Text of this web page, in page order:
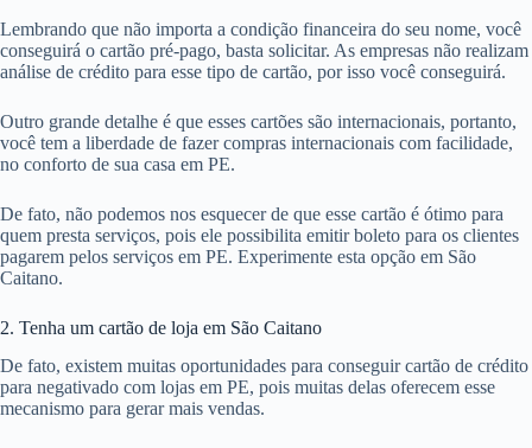
Lembrando que não importa a condição financeira do seu nome, você
conseguirá o cartão pré-pago, basta solicitar. As empresas não realizam
análise de crédito para esse tipo de cartão, por isso você conseguirá.
Outro grande detalhe é que esses cartões são internacionais, portanto,
você tem a liberdade de fazer compras internacionais com facilidade,
no conforto de sua casa em PE.
De fato, não podemos nos esquecer de que esse cartão é ótimo para
quem presta serviços, pois ele possibilita emitir boleto para os clientes
pagarem pelos serviços em PE. Experimente esta opção em São
Caitano.
2. Tenha um cartão de loja em São Caitano
De fato, existem muitas oportunidades para conseguir cartão de crédito
para negativado com lojas em PE, pois muitas delas oferecem esse
mecanismo para gerar mais vendas.